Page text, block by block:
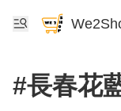
#長春花